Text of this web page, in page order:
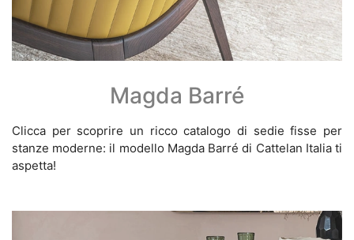
Magda Barré
Clicca per scoprire un ricco catalogo di sedie fisse per
stanze moderne: il modello Magda Barré di Cattelan Italia ti
aspetta!